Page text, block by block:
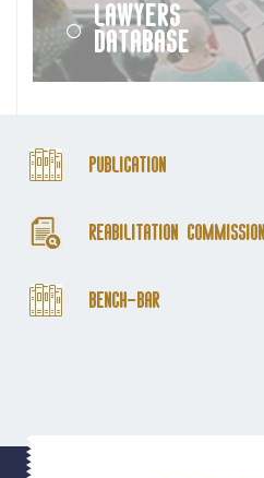
Lawyers
Database
Publication
Reabilitation Commission
Bench-Bar